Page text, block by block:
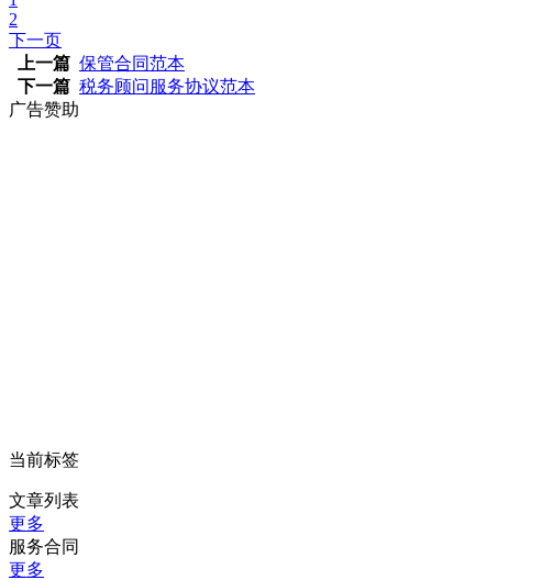
2
下一页
上一篇 保管合同范本
下一篇 税务顾问服务协议范本
广告赞助
当前标签
文章列表
更多
服务合同
更多